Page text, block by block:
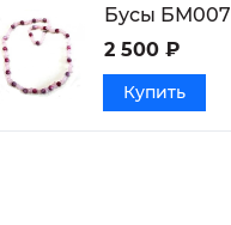
Бусы БМ007
2 500 ₽
Купить